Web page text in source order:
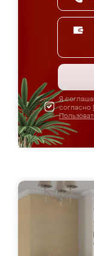
Я
согласно